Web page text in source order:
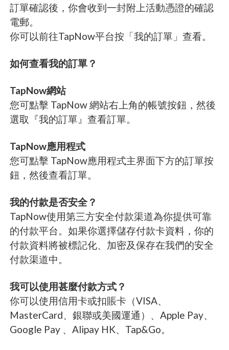
訂單確認後，你會收到一封附上活動憑證的確認
電郵。
你可以前往TapNow平台按「我的訂單」查看。
如何查看我的訂單？
TapNow網站
您可點擊 TapNow 網站右上角的帳號按鈕，然後
選取『我的訂單』查看訂單。
TapNow應用程式
您可點擊 TapNow應用程式主界面下方的訂單按
鈕，然後查看訂單。
我的付款是否安全？
TapNow使用第三方安全付款渠道為你提供可靠
的付款平台。如果你選擇儲存付款卡資料，你的
付款資料將被標記化、加密及保存在我們的安全
付款渠道中。
我可以使用甚麼付款方式？
你可以使用信用卡或扣賬卡（VISA、
MasterCard、銀聯或美國運通）、Apple Pay、
Google Pay 、Alipay HK、Tap&Go。